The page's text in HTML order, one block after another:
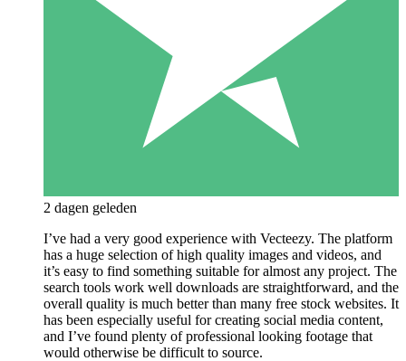
2 dagen geleden
I’ve had a very good experience with Vecteezy. The platform
has a huge selection of high quality images and videos, and
it’s easy to find something suitable for almost any project. The
search tools work well downloads are straightforward, and the
overall quality is much better than many free stock websites. It
has been especially useful for creating social media content,
and I’ve found plenty of professional looking footage that
would otherwise be difficult to source.